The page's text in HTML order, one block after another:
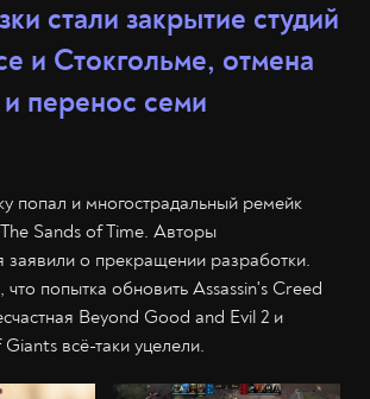
стали закрытие студий
и Стокгольме, отмена
перенос семи
попал и многострадальный ремейк
Sands of Time. Авторы
заявили о прекращении разработки.
, что попытка обновить Assassin's Creed
Beyond Good and Evil 2 и
всё-таки уцелели.